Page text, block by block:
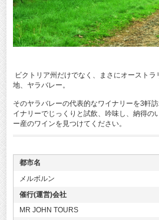
ビクトリア州だけでなく、まさにオースト
地、ヤラバレー。
そのヤラバレーの代表的なワイナリーを3軒
イナリーでじっくりと試飲、吟味し、納得の
ー産のワインを見つけてください。
都市名
メルボルン
催行(運営)会社
MR JOHN TOURS